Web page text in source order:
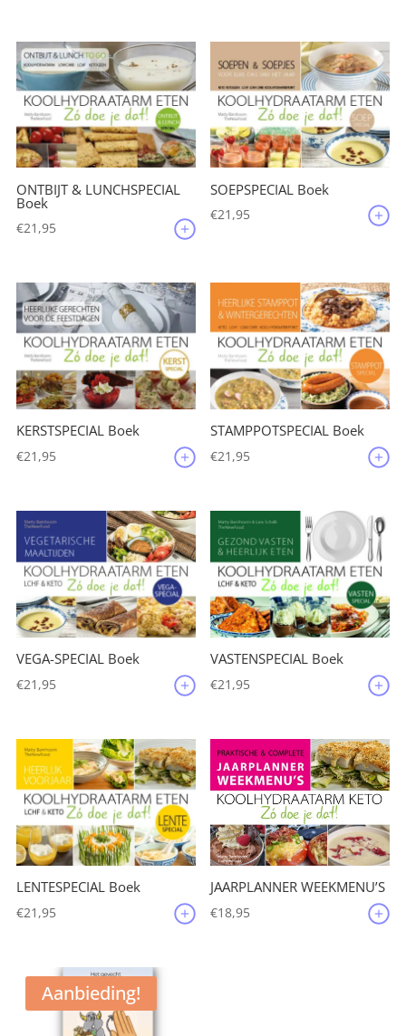
ONTBIJT & LUNCHSPECIAL
Boek
€21,95
SOEPSPECIAL Boek
€21,95
KERSTSPECIAL Boek
€21,95
STAMPPOTSPECIAL Boek
€21,95
VEGA-SPECIAL Boek
€21,95
VASTENSPECIAL Boek
€21,95
LENTESPECIAL Boek
€21,95
JAARPLANNER WEEKMENU’S
€18,95
Aanbieding!